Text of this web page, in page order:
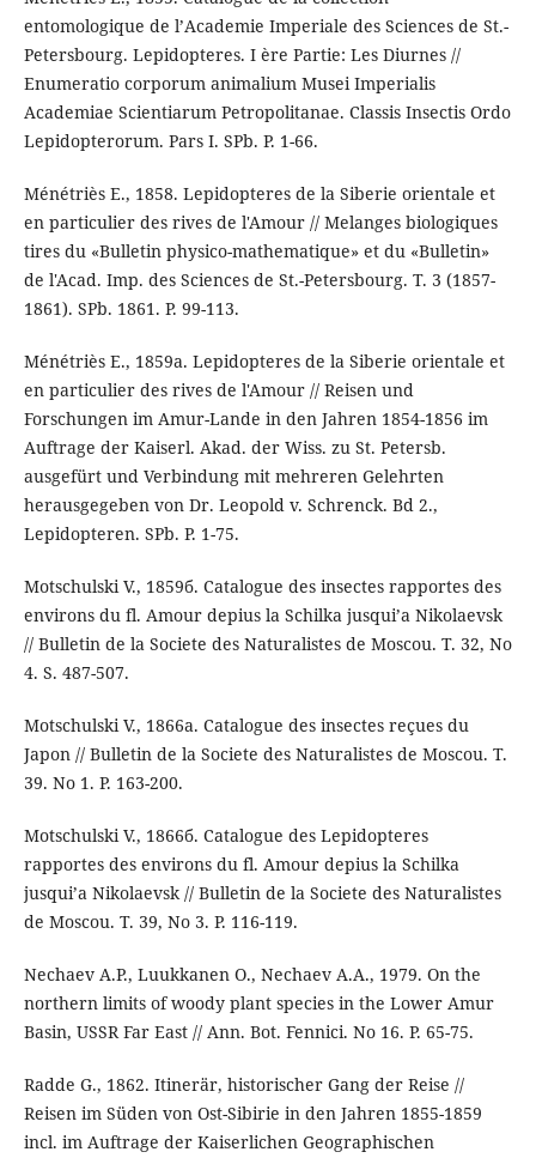
entomologique de l’Academie Imperiale des Sciences de St.-
Petersbourg. Lepidopteres. I ère Partie: Les Diurnes //
Enumeratio corporum animalium Musei Imperialis
Academiae Scientiarum Petropolitanae. Classis Insectis Ordo
Lepidopterorum. Pars I. SPb. P. 1-66.
Ménétriès E., 1858. Lepidopteres de la Siberie orientale et
en particulier des rives de l'Amour // Melanges biologiques
tires du «Bulletin physico-mathematique» et du «Bulletin»
de l'Acad. Imp. des Sciences de St.-Petersbourg. T. 3 (1857-
1861). SPb. 1861. P. 99-113.
Ménétriès E., 1859а. Lepidopteres de la Siberie orientale et
en particulier des rives de l'Amour // Reisen und
Forschungen im Amur-Lande in den Jahren 1854-1856 im
Auftrage der Kaiserl. Akad. der Wiss. zu St. Petersb.
ausgefürt und Verbindung mit mehreren Gelehrten
herausgegeben von Dr. Leopold v. Schrenck. Bd 2.,
Lepidopteren. SPb. P. 1-75.
Motschulski V., 1859б. Catalogue des insectes rapportes des
environs du fl. Amour depius la Schilka jusqui’a Nikolaevsk
// Bulletin de la Societe des Naturalistes de Moscou. T. 32, No
4. S. 487-507.
Motschulski V., 1866а. Catalogue des insectes reçues du
Japon // Bulletin de la Societe des Naturalistes de Moscou. T.
39. No 1. P. 163-200.
Motschulski V., 1866б. Catalogue des Lepidopteres
rapportes des environs du fl. Amour depius la Schilka
jusqui’a Nikolaevsk // Bulletin de la Societe des Naturalistes
de Moscou. T. 39, No 3. P. 116-119.
Nechaev A.P., Luukkanen O., Nechaev A.A., 1979. On the
northern limits of woody plant species in the Lower Amur
Basin, USSR Far East // Ann. Bot. Fennici. No 16. P. 65-75.
Radde G., 1862. Itinerär, historischer Gang der Reise //
Reisen im Süden von Ost-Sibirie in den Jahren 1855-1859
incl. im Auftrage der Kaiserlichen Geographischen